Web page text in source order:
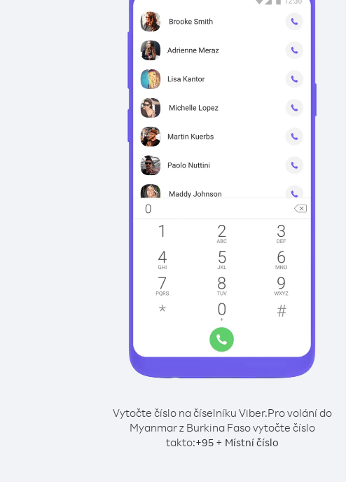
Vytočte číslo na číselníku Viber.Pro volání do
Myanmar z Burkina Faso vytočte číslo
takto:+95+ Místní číslo